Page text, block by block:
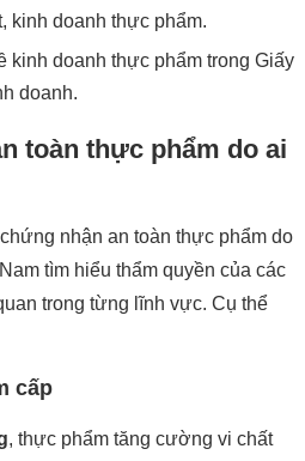
kinh doanh thực phẩm.
kinh doanh thực phẩm trong Giấy
doanh.
toàn thực phẩm do ai
nhận an toàn thực phẩm do
tìm hiểu thẩm quyền của các
trong từng lĩnh vực. Cụ thể
cấp
, thực phẩm tăng cường vi chất